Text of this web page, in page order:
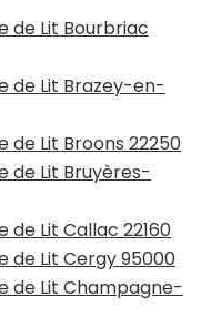
de Lit Bourbriac
de Lit Brazey-en-
de Lit Broons 22250
de Lit Bruyères-
Lit Callac 22160
de Lit Cergy 95000
de Lit Champagne-